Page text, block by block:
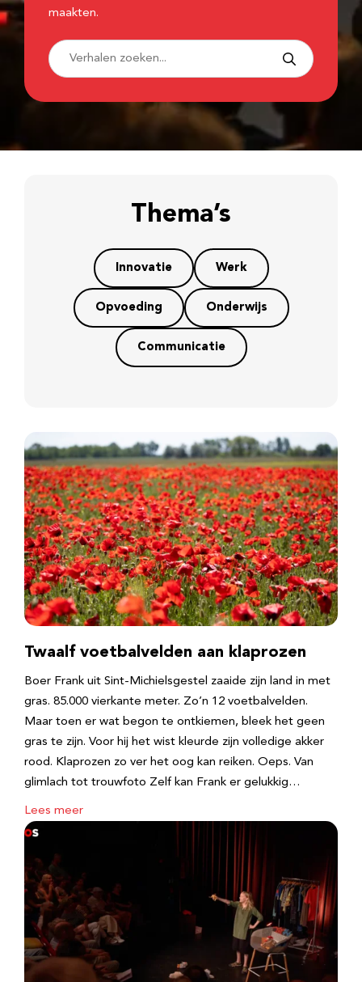
maakten.
Thema’s
Innovatie Werk
Opvoeding Onderwijs
Communicatie
Twaalf voetbalvelden aan klaprozen
Boer Frank uit Sint-Michielsgestel zaaide zijn land in met
gras. 85.000 vierkante meter. Zo’n 12 voetbalvelden.
Maar toen er wat begon te ontkiemen, bleek het geen
gras te zijn. Voor hij het wist kleurde zijn volledige akker
rood. Klaprozen zo ver het oog kan reiken. Oeps. Van
glimlach tot trouwfoto Zelf kan Frank er gelukkig…
Lees meer